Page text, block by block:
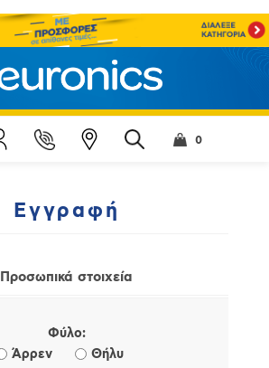
0
Εγγραφή
Προσωπικά στοιχεία
Φύλο:
Άρρεν
Θήλυ